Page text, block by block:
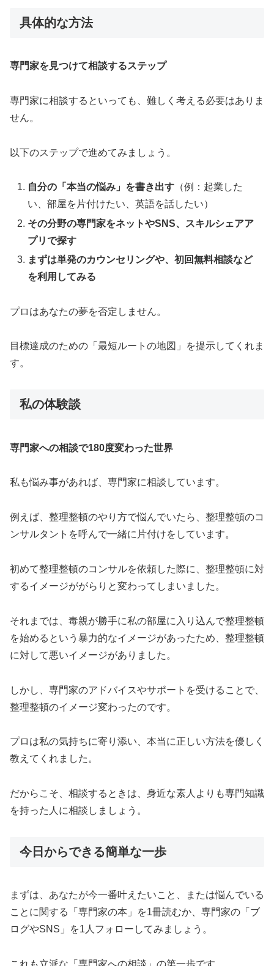
具体的な方法
専門家を見つけて相談するステップ
専門家に相談するといっても、難しく考える必要はありま
せん。
以下のステップで進めてみましょう。
自分の「本当の悩み」を書き出す （例：起業した
い、部屋を片付けたい、英語を話したい）
その分野の専門家をネットやSNS、スキルシェアア
プリで探す
まずは単発のカウンセリングや、初回無料相談など
を利用してみる
プロはあなたの夢を否定しません。
目標達成のための「最短ルートの地図」を提示してくれま
す。
私の体験談
専門家への相談で180度変わった世界
私も悩み事があれば、専門家に相談しています。
例えば、整理整頓のやり方で悩んでいたら、整理整頓のコ
ンサルタントを呼んで一緒に片付けをしています。
初めて整理整頓のコンサルを依頼した際に、整理整頓に対
するイメージががらりと変わってしまいました。
それまでは、毒親が勝手に私の部屋に入り込んで整理整頓
を始めるという暴力的なイメージがあったため、整理整頓
に対して悪いイメージがありました。
しかし、専門家のアドバイスやサポートを受けることで、
整理整頓のイメージ変わったのです。
プロは私の気持ちに寄り添い、本当に正しい方法を優しく
教えてくれました。
だからこそ、相談するときは、身近な素人よりも専門知識
を持った人に相談しましょう。
今日からできる簡単な一歩
まずは、あなたが今一番叶えたいこと、または悩んでいる
ことに関する「専門家の本」を1冊読むか、専門家の「ブ
ログやSNS」を1人フォローしてみましょう。
これも立派な「専門家への相談」の第一歩です。